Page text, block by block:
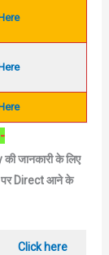
जानकारी के लिए
पर Direct आने के
Click here